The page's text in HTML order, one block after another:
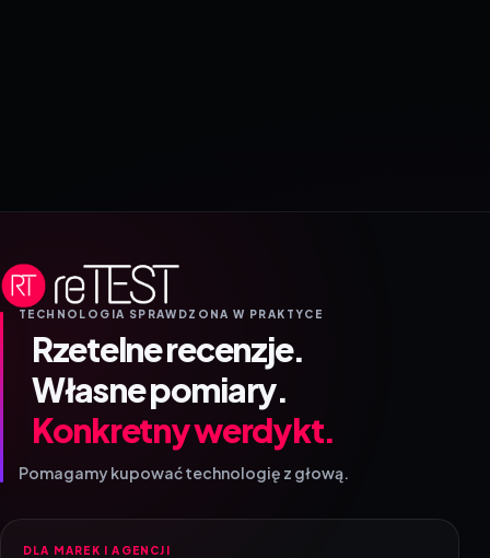
TECHNOLOGIA SPRAWDZONA W PRAKTYCE
Rzetelne recenzje.
Własne pomiary.
Konkretny werdykt.
Pomagamy kupować technologię z głową.
DLA MAREK I AGENCJI